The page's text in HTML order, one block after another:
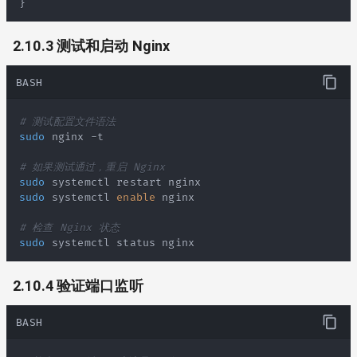
}
2.10.3 测试和启动 Nginx
BASH
# 测试配置文件语法
sudo
# 如果测试通过，重启 Nginx
sudo
sudo
systemctl enable
# 检查 Nginx 状态
sudo
systemctl status nginx
2.10.4 验证端口监听
BASH